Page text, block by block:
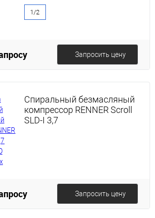
1/2
Запросить цену
Спиральный безмасляный
компрессор RENNER Scroll
SLD-I 3,7
Запросить цену